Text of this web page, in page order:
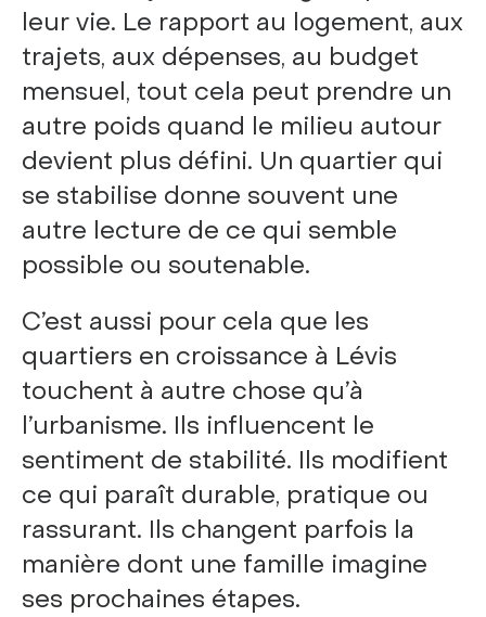
leur vie. Le rapport au logement, aux
trajets, aux dépenses, au budget
mensuel, tout cela peut prendre un
autre poids quand le milieu autour
devient plus défini. Un quartier qui
se stabilise donne souvent une
autre lecture de ce qui semble
possible ou soutenable.
C’est aussi pour cela que les
quartiers en croissance à Lévis
touchent à autre chose qu’à
l’urbanisme. Ils influencent le
sentiment de stabilité. Ils modifient
ce qui paraît durable, pratique ou
rassurant. Ils changent parfois la
manière dont une famille imagine
ses prochaines étapes.